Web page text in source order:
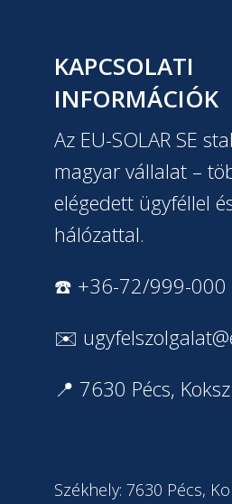
KAPCSOLATI
INFORMÁCIÓK
Az EU-SOLAR SE
magyar vállalat –
elégedett ügyféllel
hálózattal.
☎️ +36-72/999-000
✉️
📍 7630 Pécs,
Székhely: 7630 Pécs,